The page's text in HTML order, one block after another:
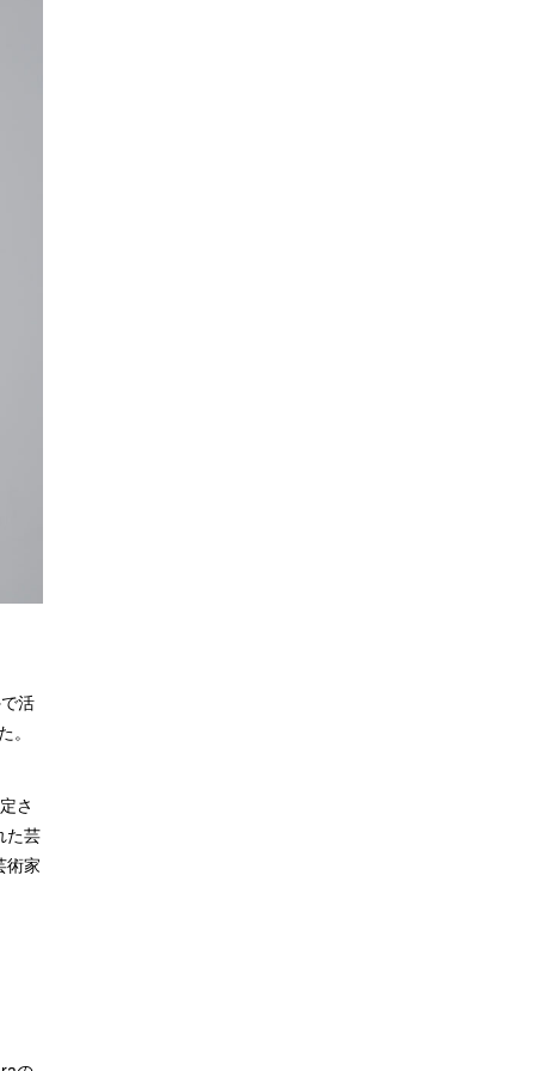
活
さ
た芸
術家